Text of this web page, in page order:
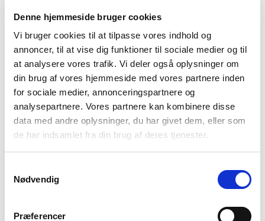
Denne hjemmeside bruger cookies
Vi bruger cookies til at tilpasse vores indhold og
annoncer, til at vise dig funktioner til sociale medier og til
at analysere vores trafik. Vi deler også oplysninger om
din brug af vores hjemmeside med vores partnere inden
for sociale medier, annonceringspartnere og
analysepartnere. Vores partnere kan kombinere disse
data med andre oplysninger, du har givet dem, eller som
de har indsamlet fra din brug af deres tjenester.
Nødvendig
Præferencer